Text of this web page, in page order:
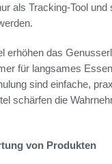
als Tracking-Tool und
erhöhen das
für langsames
sind einfache,
schärfen die
von Produkten